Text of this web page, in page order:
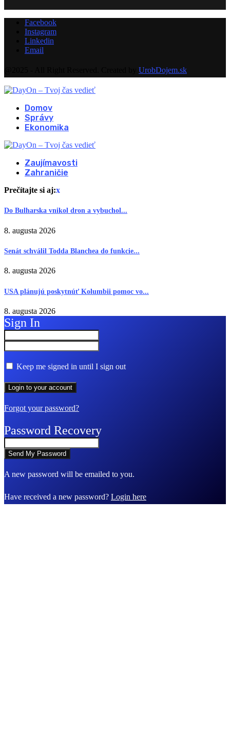
Facebook
Instagram
Linkedin
Email
UrobDojem.sk
Domov
Správy
Ekonomika
Zaujímavosti
Zahraničie
Prečítajte si aj:x
Do Bulharska vnikol dron a vybuchol...
8. augusta 2026
Senát schválil Todda Blanchea do funkcie...
8. augusta 2026
USA plánujú poskytnúť Kolumbii pomoc vo...
8. augusta 2026
Sign In
Keep me signed in until I sign out
Forgot your password?
Password Recovery
A new password will be emailed to you.
Have received a new password? Login here